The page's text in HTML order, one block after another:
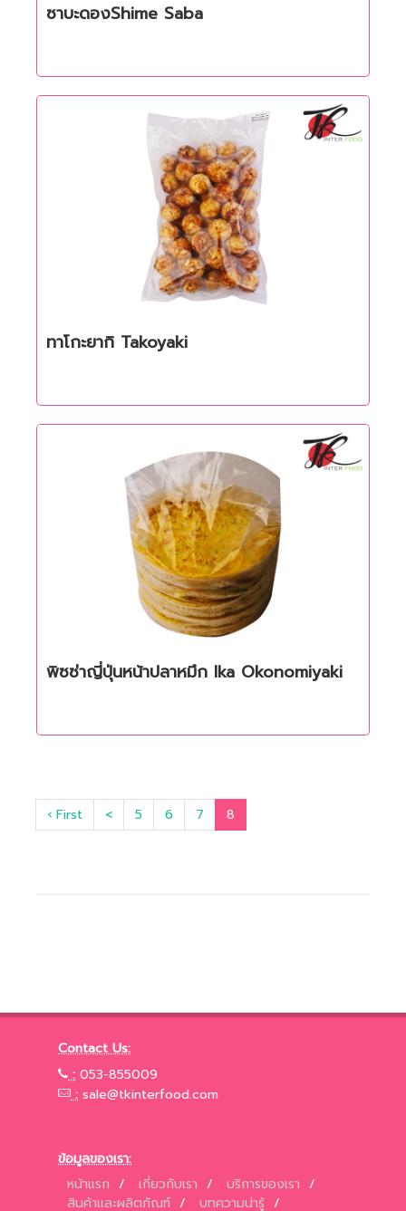
Quick View
ซาบะดองShime Saba
Quick View
ทาโกะยากิ Takoyaki
Quick View
พิซซ่าญี่ปุ่นหน้าปลาหมึก Ika Okonomiyaki
‹ First < 5 6 7 8
Contact Us:
: 053-855009
: sale@tkinterfood.com
ข้อมูลของเรา:
หน้าแรก / เกี่ยวกับเรา / บริการของเรา /
สินค้าและผลิตภัณฑ์ / บทความน่ารู้ /